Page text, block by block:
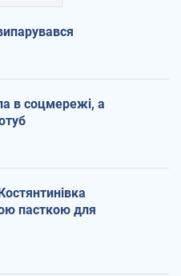
в соцмережі, а
пасткою для